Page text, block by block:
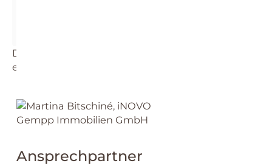
Die dargestellte Position der Immobilie ist nur
eine ungefähre Angabe.
Ansprechpartner